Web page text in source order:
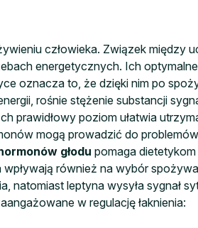
człowieka. Związek między
energetycznych. Ich
oznacza to, że dzięki nim po
rośnie stężenie substancji
prawidłowy poziom ułatwia
mogą prowadzić do
głodu pomaga
wpływają również na wybór
natomiast leptyna wysyła sygnał
w regulację łaknienia: